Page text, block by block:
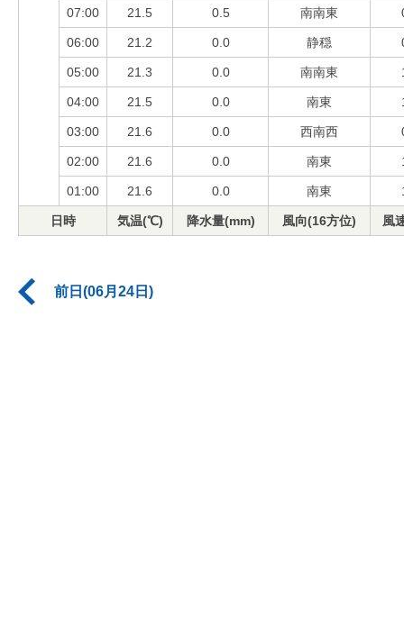
07:00 21.5 0.5 南南東
06:00 21.2 0.0 静穏
05:00 21.3 0.0 南南東
04:00 21.5 0.0 南東
03:00 21.6 0.0 西南西
02:00 21.6 0.0 南東
01:00 21.6 0.0 南東
日時 気温(℃) 降水量(mm) 風向(16方位) 風
前日(06月24日)